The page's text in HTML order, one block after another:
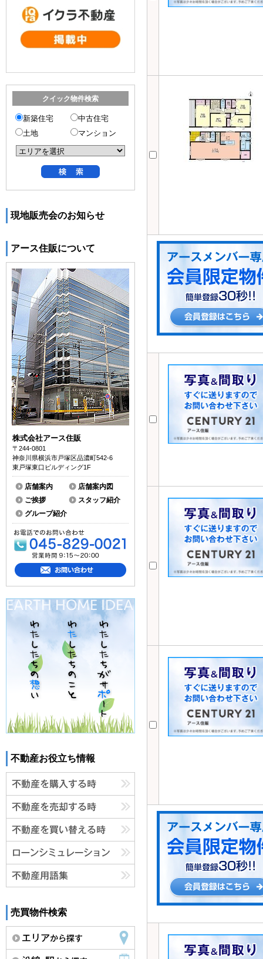
クイック物件検索
新築住宅
中古住宅
土地
マンション
現地販売会のお知らせ
アース住販について
株式会社アース住販
〒244-0801
神奈川県横浜市戸塚区品濃町542-6
東戸塚東口ビルディング1F
店舗案内
店舗案内図
ご挨拶
スタッフ紹介
グループ紹介
不動産お役立ち情報
売買物件検索